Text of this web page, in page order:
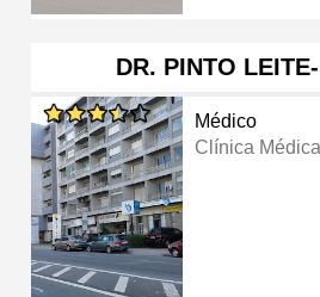
DR. PINTO
Médico
Clínica Médica